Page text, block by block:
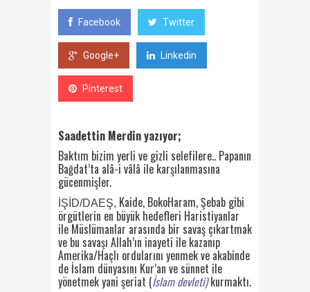
Facebook Twitter
Google+ Linkedin
Pinterest
Saadettin Merdin yazıyor;
Baktım bizim yerli ve gizli selefilere.. Papanın
Bağdat’ta alâ-i vâlâ ile karşılanmasına
gücenmişler.
İŞİD/DAEŞ, Kaide, BokoHaram, Şebab gibi
örgütlerin en büyük hedefleri Haristiyanlar
ile Müslümanlar arasında bir savaş çıkartmak
ve bu savaşı Allah’ın inayeti ile kazanıp
Amerika/Haçlı ordularını yenmek ve akabinde
de İslam dünyasını Kur’an ve sünnet ile
yönetmek yani şeriat (İslam devleti)kurmaktı.